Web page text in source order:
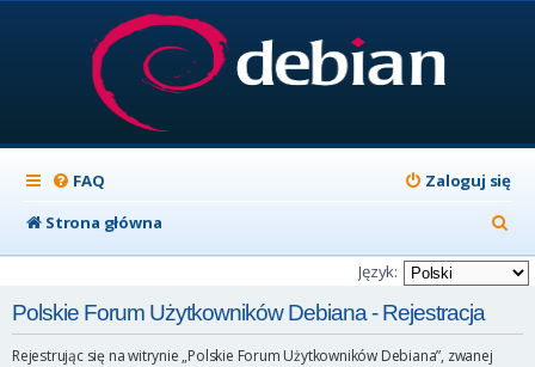
FAQ
Zaloguj się
Strona główna
z
u
Język:
Polskie Forum Użytkowników Debiana - Rejestracja
Rejestrując się na witrynie „Polskie Forum Użytkowników Debiana”, zwanej